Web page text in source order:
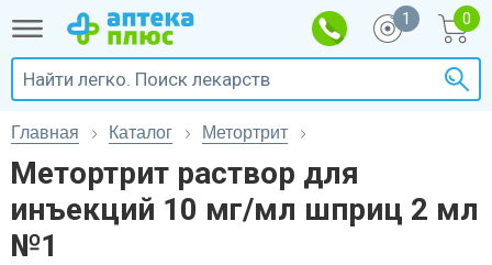
1
Главная Каталог Метортрит
Метортрит раствор для
инъекций 10 мг/мл шприц 2 мл
№1